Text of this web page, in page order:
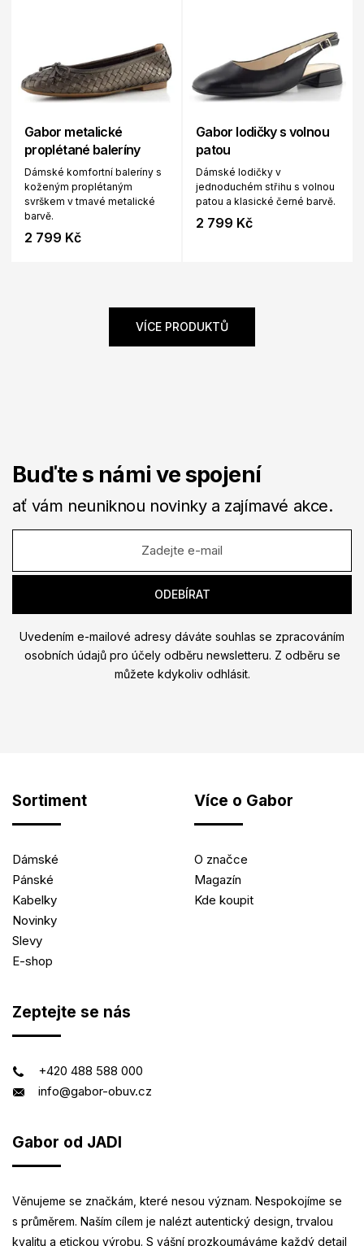
Gabor metalické
proplétané baleríny
Dámské komfortní baleríny s
koženým proplétaným
svrškem v tmavé metalické
barvě.
2 799 Kč
Gabor lodičky s volnou
patou
Dámské lodičky v
jednoduchém střihu s volnou
patou a klasické černé barvě.
2 799 Kč
VÍCE PRODUKTŮ
Buďte s námi ve spojení
ať vám neuniknou novinky a zajímavé akce.
Uvedením e-mailové adresy dáváte souhlas se zpracováním
osobních údajů pro účely odběru newsletteru. Z odběru se
můžete kdykoliv odhlásit.
Sortiment
Dámské
Pánské
Kabelky
Novinky
Slevy
E-shop
Více o Gabor
O značce
Magazín
Kde koupit
Zeptejte se nás
+420 488 588 000
info@gabor-obuv.cz
Gabor od JADI
Věnujeme se značkám, které nesou význam. Nespokojíme se
s průměrem. Naším cílem je nalézt autentický design, trvalou
kvalitu a etickou výrobu. S vášní prozkoumáváme každý detail